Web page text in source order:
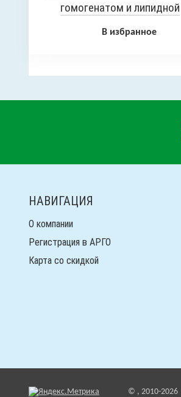
гомогенатом и липидной
В избранное
НАВИГАЦИЯ
О компании
Регистрация в АРГО
Карта со скидкой
© , 2010-2026